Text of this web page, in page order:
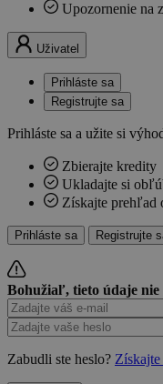
Upozornenie na
Uživatel
Prihláste sa
Registrujte sa
Prihláste sa a užite si
Zbierajte kredity
Ukladajte si
Získajte prehľad
Prihláste sa Registrujte
Bohužiaľ, tieto údaje nie
Zabudli ste heslo?